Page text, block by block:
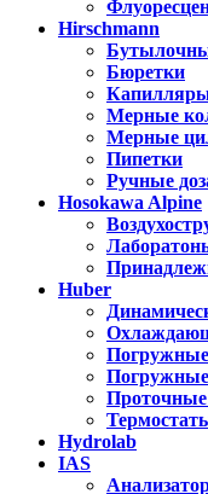
Hirschmann
Бюретки
Мерные
Мерные
Пипетки
Ручные
Hosokawa Alpine
Huber
Погружные
Проточные
Hydrolab
IAS